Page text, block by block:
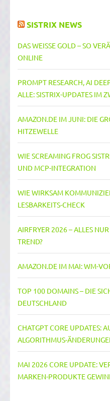
SISTRIX NEWS
DAS WEISSE GOLD – SO
NLINE
PROMPT RESEARCH, AI
ALLE: SISTRIX-UPDATES IM
AMAZON.DE IM JUNI: DIE
ITZEWELLE
WIE SCREAMING FROG
UND MCP-INTEGRATION
WIE WIRKSAM
LESBARKEITS-CHECK
AIRFRYER 2026 – ALLES NUR
REND?
AMAZON.DE IM MAI: WM-
TOP 100 DOMAINS – DIE
DEUTSCHLAND
CHATGPT CORE UPDATES:
ALGORITHMUS-
MAI 2026 CORE UPDATE:
MARKEN-PRODUKTE